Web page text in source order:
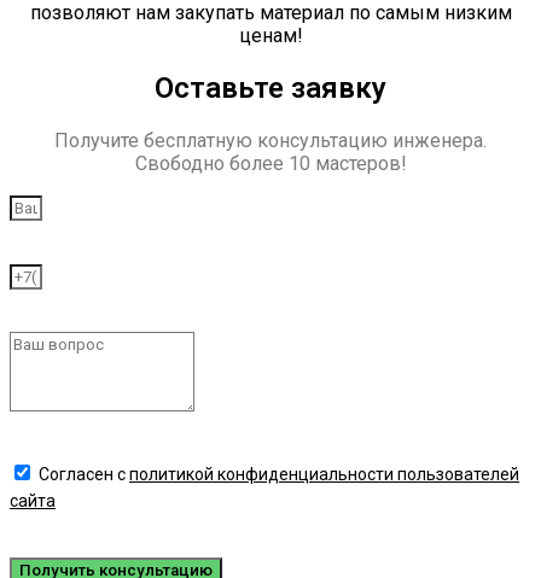
позволяют нам закупать материал по самым низким
ценам!
Оставьте заявку
Получите бесплатную консультацию инженера.
Свободно более 10 мастеров!
Согласен сполитикой конфиденциальности пользователей
сайта
Получить консультацию